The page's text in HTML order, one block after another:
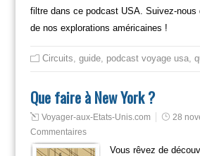
filtre dans ce podcast USA. Suivez-nous
de nos explorations américaines !
Circuits guide, podcast voyage usa,
Que faire à New York ?
Voyager-aux-Etats-Unis.com 28
Commentaires
Vous rêvez de